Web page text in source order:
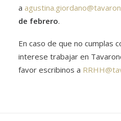
a
de febrero.
En caso de que no cumplas
interese trabajar en
favor escribinos a